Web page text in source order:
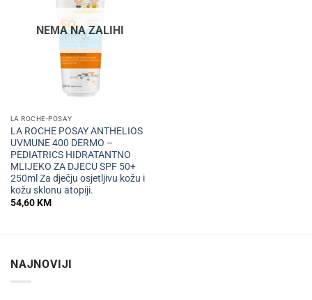
NEMA NA ZALIHI
LA ROCHE-POSAY
LA ROCHE POSAY ANTHELIOS
UVMUNE 400 DERMO –
PEDIATRICS HIDRATANTNO
MLIJEKO ZA DJECU SPF 50+
250ml Za dječju osjetljivu kožu i
kožu sklonu atopiji.
54,60KM
NAJNOVIJI